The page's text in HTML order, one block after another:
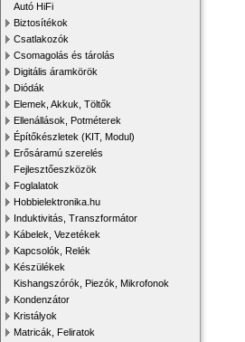
Autó HiFi
Biztosítékok
Csatlakozók
Csomagolás és tárolás
Digitális áramkörök
Diódák
Elemek, Akkuk, Töltők
Ellenállások, Potméterek
Építőkészletek (KIT, Modul)
Erősáramú szerelés
Fejlesztőeszközök
Foglalatok
Hobbielektronika.hu
Induktivitás, Transzformátor
Kábelek, Vezetékek
Kapcsolók, Relék
Készülékek
Kishangszórók, Piezók, Mikrofonok
Kondenzátor
Kristályok
Matricák, Feliratok